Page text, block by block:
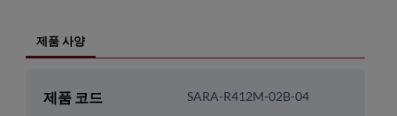
제품 사양
제품 코드 SARA-R412M-02B-04